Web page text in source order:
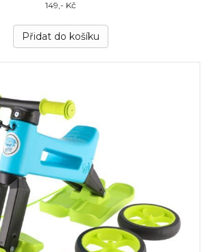
149,- Kč
Přidat do košíku